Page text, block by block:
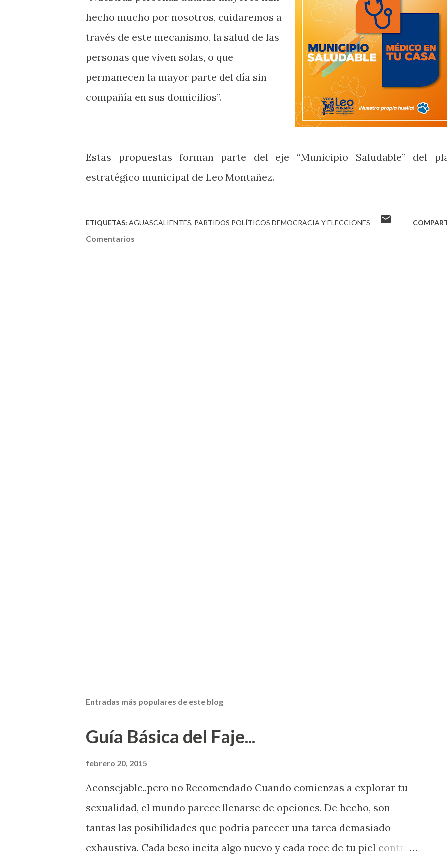
hecho mucho por nosotros, cuidaremos a
través de este mecanismo, la salud de las
personas que viven solas, o que
permanecen la mayor parte del día sin
compañía en sus domicilios”.
Estas propuestas forman parte del eje “Municipio Saludable” del
estratégico municipal de Leo Montañez.
ETIQUETAS: AGUASCALIENTES PARTIDOS POLÍTICOS DEMOCRACIA Y ELECCIONES
Comentarios
Entradas más populares de este blog
Guía Básica del Faje...
febrero 20, 2015
Aconsejable..pero no Recomendado Cuando comienzas a explorar tu
sexualidad, el mundo parece llenarse de opciones. De hecho, son
tantas las posibilidades que podría parecer una tarea demasiado
exhaustiva. Cada beso incita algo nuevo y cada roce de tu piel contra